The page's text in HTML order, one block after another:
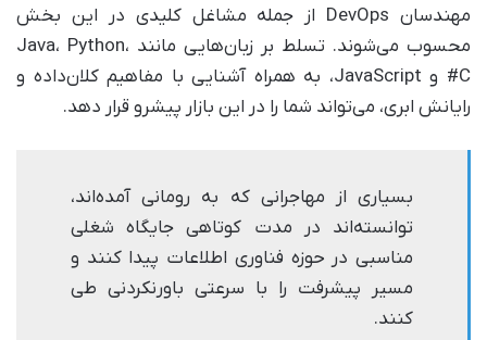
مهندسان DevOps از جمله مشاغل کلیدی در این بخش
محسوب می‌شوند. تسلط بر زبان‌هایی مانند Java، Python،
C# و JavaScript، به همراه آشنایی با مفاهیم کلان‌داده و
رایانش ابری، می‌تواند شما را در این بازار پیشرو قرار دهد.
بسیاری از مهاجرانی که به رومانی آمده‌اند،
توانسته‌اند در مدت کوتاهی جایگاه شغلی
مناسبی در حوزه فناوری اطلاعات پیدا کنند و
مسیر پیشرفت را با سرعتی باورنکردنی طی
کنند.